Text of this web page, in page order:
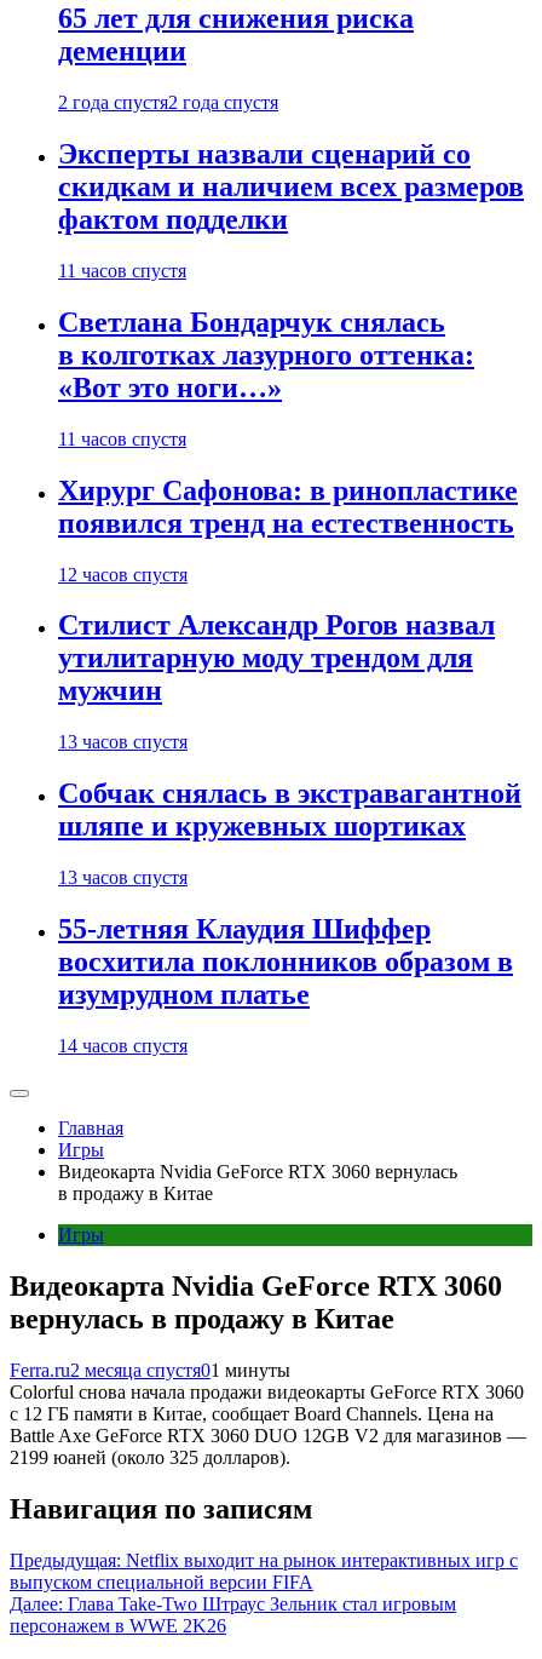
65 лет для снижения риска
деменции
2 года спустя2 года спустя
Эксперты назвали сценарий со
скидкам и наличием всех размеров
фактом подделки
11 часов спустя
Светлана Бондарчук снялась
в колготках лазурного оттенка:
«Вот это ноги…»
11 часов спустя
Хирург Сафонова: в ринопластике
появился тренд на естественность
12 часов спустя
Стилист Александр Рогов назвал
утилитарную моду трендом для
мужчин
13 часов спустя
Собчак снялась в экстравагантной
шляпе и кружевных шортиках
13 часов спустя
55-летняя Клаудия Шиффер
восхитила поклонников образом в
изумрудном платье
14 часов спустя
Главная
Игры
Видеокарта Nvidia GeForce RTX 3060 вернулась
в продажу в Китае
Игры
Видеокарта Nvidia GeForce RTX 3060
вернулась в продажу в Китае
Ferra.ru2 месяца спустя01 минуты
Colorful снова начала продажи видеокарты GeForce RTX 3060
с 12 ГБ памяти в Китае, сообщает Board Channels. Цена на
Battle Axe GeForce RTX 3060 DUO 12GB V2 для магазинов —
2199 юаней (около 325 долларов).
Навигация по записям
Предыдущая: Netflix выходит на рынок интерактивных игр с
выпуском специальной версии FIFA
Далее: Глава Take-Two Штраус Зельник стал игровым
персонажем в WWE 2K26